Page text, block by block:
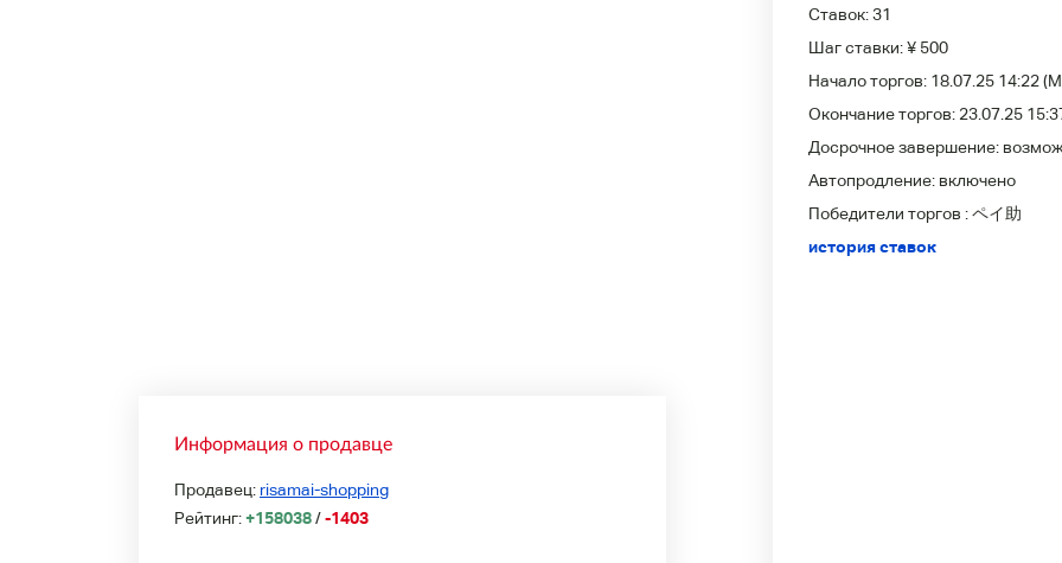
Информация о продавце
Продавец: risamai-shopping
Рейтинг:+158038/-1403
Ставок:31
Шаг ставки:¥ 500
Начало торгов: 18.07.25 14:22
Окончание торгов: 23.07.25
Досрочное завершение:
Автопродление: включено
Победители торгов :ペイ助
история ставок